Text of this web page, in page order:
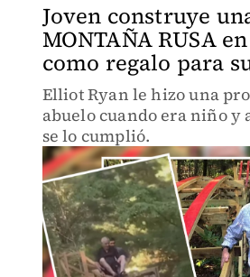
Joven construye
MONTAÑA RUSA
como regalo para
Elliot Ryan le hizo una
abuelo cuando era niño y
se lo cumplió.